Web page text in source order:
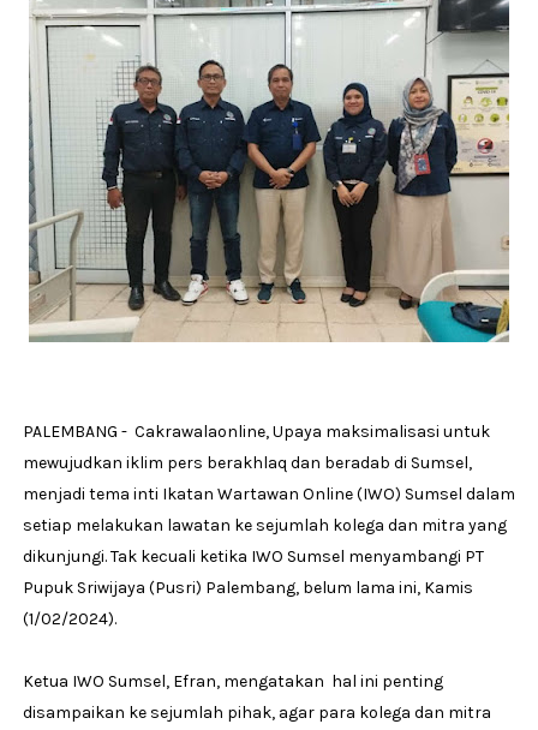
PALEMBANG - Cakrawalaonline, Upaya maksimalisasi untuk
mewujudkan iklim pers berakhlaq dan beradab di Sumsel,
menjadi tema inti Ikatan Wartawan Online (IWO) Sumsel dalam
setiap melakukan lawatan ke sejumlah kolega dan mitra yang
dikunjungi. Tak kecuali ketika IWO Sumsel menyambangi PT
Pupuk Sriwijaya (Pusri) Palembang, belum lama ini, Kamis
(1/02/2024).
Ketua IWO Sumsel, Efran, mengatakan hal ini penting
disampaikan ke sejumlah pihak, agar para kolega dan mitra